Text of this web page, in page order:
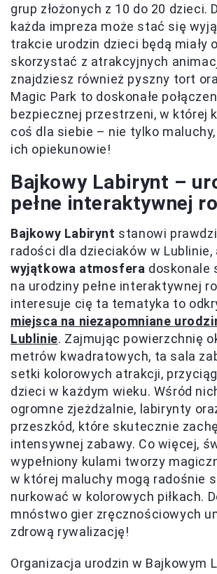
grup złożonych z 10 do 20 dzieci.
każda impreza może stać się
trakcie urodzin dzieci będą miały
skorzystać z atrakcyjnych
znajdziesz również pyszny tort
Magic Park to doskonałe
bezpiecznej przestrzeni, w której
coś dla siebie – nie tylko
ich opiekunowie!
Bajkowy Labirynt –
pełne interaktywnej
Bajkowy Labirynt stanowi
radości dla dzieciaków w Lublinie,
wyjątkowa atmosfera doskonale
na urodziny pełne interaktywnej
interesuje cię ta tematyka to
miejsca na niezapomniane
Lublinie. Zajmując powierzchnię
metrów kwadratowych, ta sala
setki kolorowych atrakcji,
dzieci w każdym wieku. Wśród
ogromne zjeżdżalnie, labirynty
przeszkód, które skutecznie
intensywnej zabawy. Co więcej,
wypełniony kulami tworzy
w której maluchy mogą radośnie
nurkować w kolorowych piłkach.
mnóstwo gier zręcznościowych
zdrową rywalizację!
Organizacja urodzin w Bajkowym